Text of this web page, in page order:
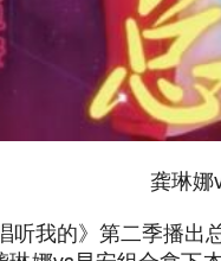
龚琳娜
我的》第二季播